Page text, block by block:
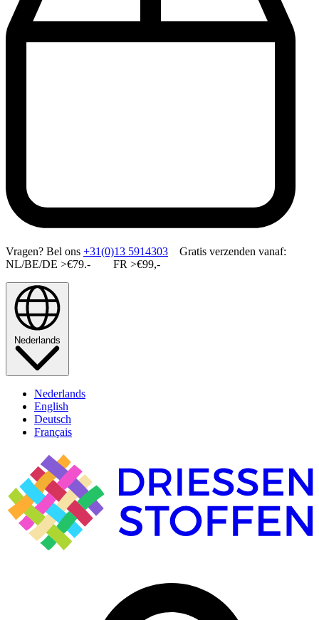
Vragen? Bel ons +31(0)13 5914303 Gratis verzenden vanaf:
NL/BE/DE >€79.- FR >€99,-
Nederlands
Nederlands
English
Deutsch
Français